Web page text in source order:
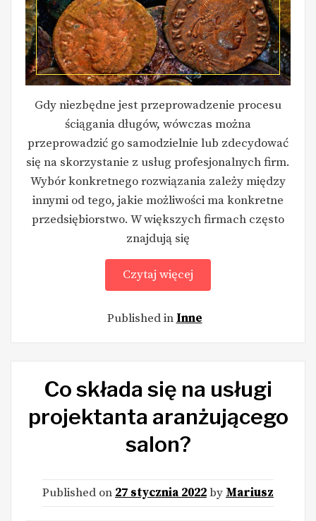
Gdy niezbędne jest przeprowadzenie procesu
ściągania długów, wówczas można
przeprowadzić go samodzielnie lub zdecydować
się na skorzystanie z usług profesjonalnych firm.
Wybór konkretnego rozwiązania zależy między
innymi od tego, jakie możliwości ma konkretne
przedsiębiorstwo. W większych firmach często
znajdują się
Czytaj więcej
Published in Inne
Co składa się na usługi
projektanta aranżującego
salon?
Published on 27 stycznia 2022by Mariusz